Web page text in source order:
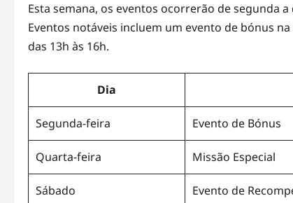
Esta semana, os eventos ocorrerão de segunda
Eventos notáveis incluem um evento de bónus
das 13h às 16h.
Dia
Segunda-feira Evento de Bónus
Quarta-feira Missão Especial
Sábado Evento de